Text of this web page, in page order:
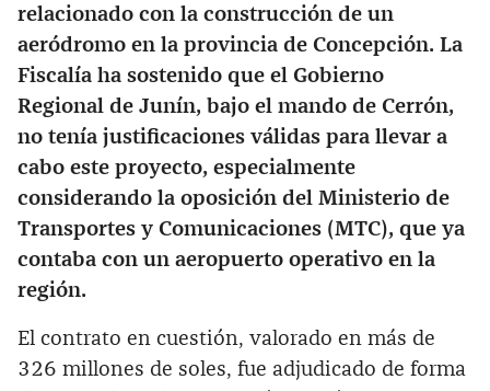
relacionado con la construcción de un
aeródromo en la provincia de Concepción. La
Fiscalía ha sostenido que el Gobierno
Regional de Junín, bajo el mando de Cerrón,
no tenía justificaciones válidas para llevar a
cabo este proyecto, especialmente
considerando la oposición del Ministerio de
Transportes y Comunicaciones (MTC), que ya
contaba con un aeropuerto operativo en la
región.
El contrato en cuestión, valorado en más de
326 millones de soles, fue adjudicado de forma